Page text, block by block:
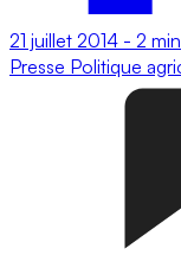
21 juillet 2014 - 2 min
Presse Politique